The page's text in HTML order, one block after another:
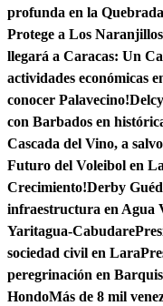
profunda en la
Protege a Los
llegará a Caracas: Un
actividades económicas
conocer Palavecino!
con Barbados en
Cascada del Vino, a
Futuro del Voleibol en
Crecimiento!Derby
infraestructura en Agua
Yaritagua-Cabudare
sociedad civil en Lara
peregrinación en
HondoMás de 8 mil